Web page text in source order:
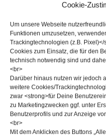
Cookie-
Um unsere Webseite
Funktionen umzusetzen,
Trackingtechnologien (z.B.
Cookies zum Einsatz, die für den
technisch notwendig sind und
<br>
Darüber hinaus nutzen wir jedoch
weitere Cookies/
zwar <strong>für Deine
zu Marketingzwecken ggf. unter
Benutzerprofils und zur Anzeige
<br>
Mit dem Anklicken des Buttons